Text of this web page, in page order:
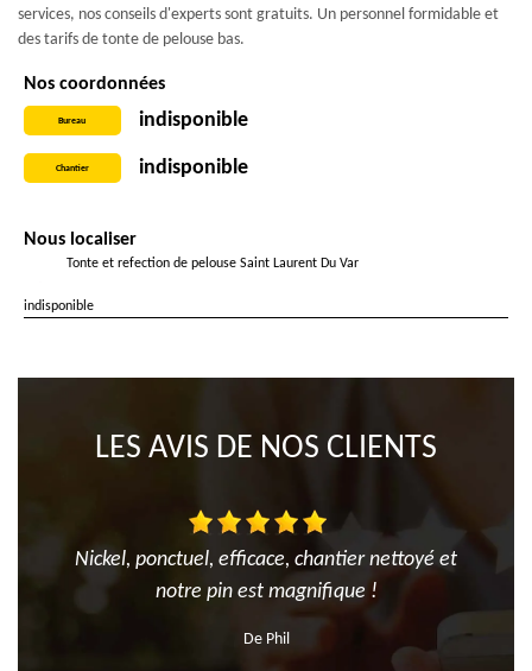
services, nos conseils d'experts sont gratuits. Un personnel formidable et
des tarifs de tonte de pelouse bas.
Nos coordonnées
Bureau indisponible
Chantier indisponible
Nous localiser
Tonte et refection de pelouse Saint Laurent Du Var
indisponible
LES AVIS DE NOS CLIENTS
Nickel, ponctuel, efficace, chantier nettoyé et
notre pin est magnifique !
De Phil